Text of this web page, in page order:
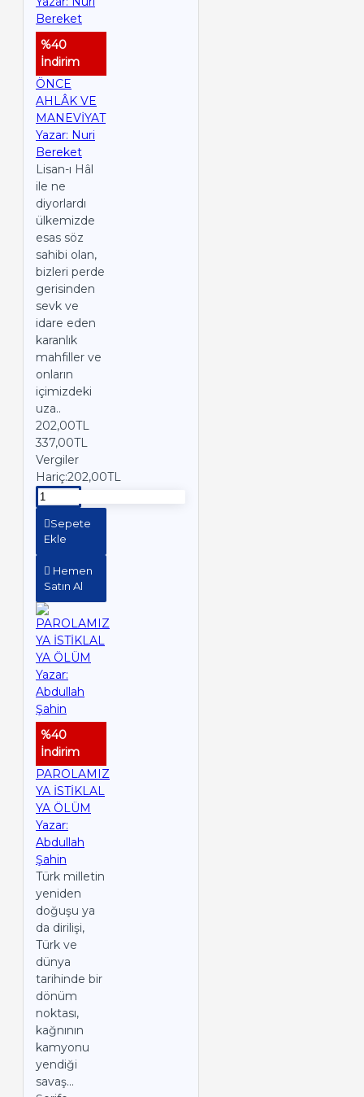
%40
İndirim
ÖNCE
AHLÂK VE
MANEVİYAT
Yazar: Nuri
Bereket
Lisan-ı Hâl
ile ne
diyorlardı
ülkemizde
esas söz
sahibi olan,
bizleri perde
gerisinden
sevk ve
idare eden
karanlık
mahfiller ve
onların
içimizdeki
uza..
202,00TL
337,00TL
Vergiler
Hariç:202,00TL
Sepete
Ekle
Hemen
Satın Al
%40
İndirim
PAROLAMIZ
YA İSTİKLAL
YA ÖLÜM
Yazar:
Abdullah
Şahin
Türk milletin
yeniden
doğuşu ya
da dirilişi,
Türk ve
dünya
tarihinde bir
dönüm
noktası,
kağnının
kamyonu
yendiği
savaş...